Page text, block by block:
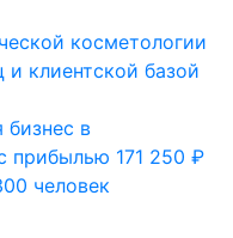
бизнес в
прибылью 171 250 ₽
человек